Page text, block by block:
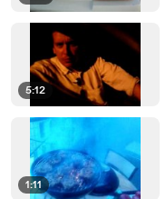
5:12
1:11